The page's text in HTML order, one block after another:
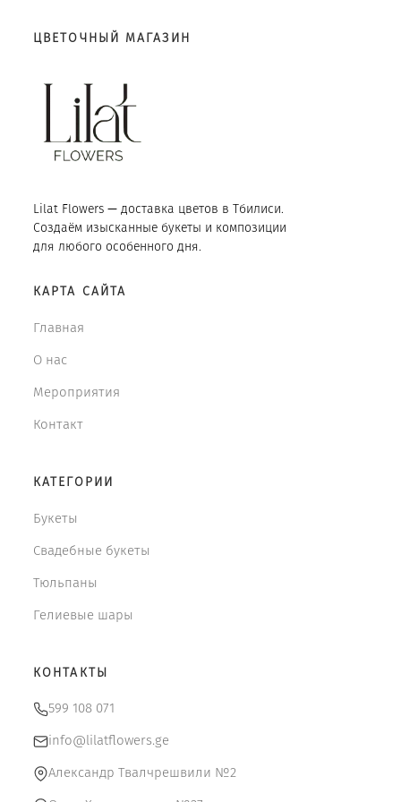
ЦВЕТОЧНЫЙ МАГАЗИН
Lilat Flowers — доставка цветов в Тбилиси.
Создаём изысканные букеты и композиции
для любого особенного дня.
КАРТА САЙТА
Главная
О нас
Мероприятия
Контакт
КАТЕГОРИИ
Букеты
Свадебные букеты
Тюльпаны
Гелиевые шары
КОНТАКТЫ
599 108 071
info@lilatflowers.ge
Александр Твалчрешвили №2